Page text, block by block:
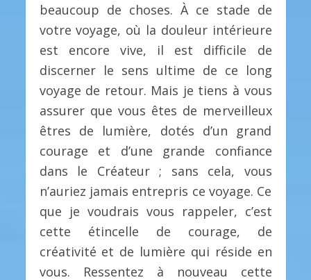
beaucoup de choses. À ce stade de
votre voyage, où la douleur intérieure
est encore vive, il est difficile de
discerner le sens ultime de ce long
voyage de retour. Mais je tiens à vous
assurer que vous êtes de merveilleux
êtres de lumière, dotés d’un grand
courage et d’une grande confiance
dans le Créateur ; sans cela, vous
n’auriez jamais entrepris ce voyage. Ce
que je voudrais vous rappeler, c’est
cette étincelle de courage, de
créativité et de lumière qui réside en
vous. Ressentez à nouveau cette